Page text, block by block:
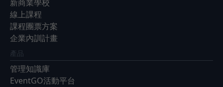
新商業學校
線上課程
課程團票方案
企業內訓計畫
產品
管理知識庫
EventGO活動平台